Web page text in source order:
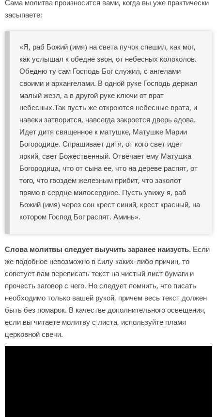
Сама молитва произносится вами, когда вы уже практически
засыпаете:
«Я, раб Божий (имя) на света пучок спешил, как мог,
как услышал к обедне звон, от небесных колоколов.
Обедню ту сам Господь Бог служил, с ангелами
своими и архангелами. В одной руке Господь держал
малый жезл, а в другой руке ключи от врат
небесных.Так пусть же откроются небесные врата, и
навеки затворится, навсегда закроется дверь адова.
Идет дитя священное к матушке, Матушке Марии
Богородице. Спрашивает дитя, от кого свет идет
яркий, свет Божественный. Отвечает ему Матушка
Богородица, что от сына ее, что на дереве распят, от
того, что гвоздем железным прибит, что заколот
прямо в сердце милосердное. Пусть увижу я, раб
Божий (имя) через сон крест синий, крест красный, на
котором Господ Бог распят. Аминь».
Слова молитвы следует выучить заранее наизусть. Если
же подобное невозможно в силу каких-либо причин, то
советует вам переписать текст на чистый лист бумаги и
прочесть заговор с него. Но следует помнить, что писать
необходимо только вашей рукой, причем весь текст должен
быть без помарок. В качестве дополнительного освещения,
если вы читаете молитву с листа, используйте пламя
церковной свечи.